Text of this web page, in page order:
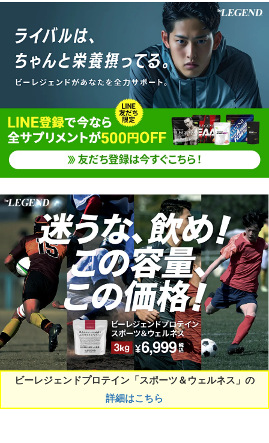
ビーレジェンドプロテイン「スポーツ＆ウェルネス」の
詳細はこちら